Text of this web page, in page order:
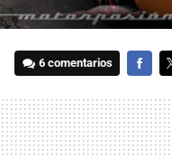
6 comentarios